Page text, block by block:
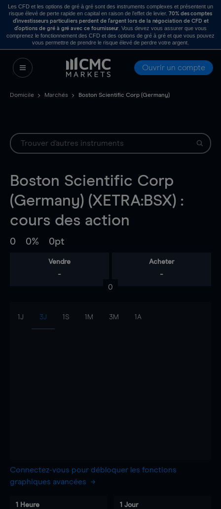
Les CFD et les options de gré à gré sont des instruments complexes et présentent un
risque élevé de perte rapide en capital en raison de l’effet de levier. 70% des comptes
d’investisseurs particuliers perdent de l’argent lors de la négociation de CFD et
d’options de gré à gré avec ce fournisseur . Vous devez vous assurer que vous
comprenez le fonctionnement des CFD et des options de gré à gré et que vous pouvez
vous permettre de prendre le risque élevé de perdre votre argent.
Ouvrir un compte
Domicile Marchés Boston Scientific Corp (Germany)
Boston Scientific Corp
(Germany) (XETRA:BSX) :
cours des action
0 0% 0pt
Vendre
-
Acheter
-
0
1J 3J 1S 1M 3M 1A
Connectez-vous pour débloquer les fonctions
graphiques avancées
1 Heure 1 Jour